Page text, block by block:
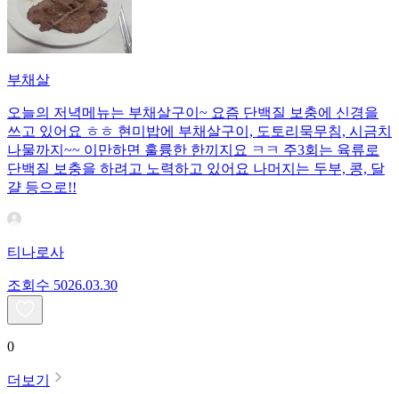
부채살
오늘의 저녁메뉴는 부채살구이~ 요즘 단백질 보충에 신경을
쓰고 있어요 ㅎㅎ 현미밥에 부채살구이, 도토리묵무침, 시금치
나물까지~~ 이만하면 훌륭한 한끼지요 ㅋㅋ 주3회는 육류로
단백질 보충을 하려고 노력하고 있어요 나머지는 두부, 콩, 달
걀 등으로!!
티나로사
조회수 5026.03.30
0
더보기